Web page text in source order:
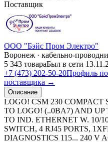
Поставщик
ООО "Бэйс Пром Электро"
Воронеж · кабельно-
5 343 товараБыл в сети
+7 (473) 202-50-20Профиль
поставщика →
Описание
LOGO! CSM 230
TO LOGO! (..0BA7) AND
TO IND. ETHERNET W. 10/
SWITCH, 4 RJ45 PORTS,
DIAGNOSTICS 115... 240 V